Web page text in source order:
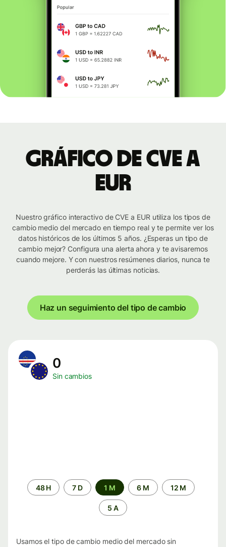
Gráfico de CVE a
EUR
Nuestro gráfico interactivo de CVE a EUR utiliza los tipos de
cambio medio del mercado en tiempo real y te permite ver los
datos históricos de los últimos 5 años. ¿Esperas un tipo de
cambio mejor? Configura una alerta ahora y te avisaremos
cuando mejore. Y con nuestros resúmenes diarios, nunca te
perderás las últimas noticias.
Haz un seguimiento del tipo de cambio
0
Sin cambios
Periodo48 H 7 D 1 M 6 M 12 M
5 A
Usamos el tipo de cambio medio del mercado sin